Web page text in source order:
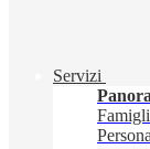
Servizi